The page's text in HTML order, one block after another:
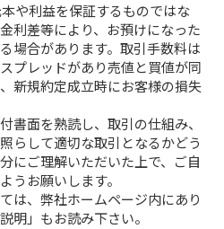
や利益を保証するものではな
利差等により、お預けになった
場合があります。取引手数料は
プレッドがあり売値と買値が同
新規約定成立時にお客様の損失
書面を熟読し、取引の仕組み、
らして適切な取引となるかどう
にご理解いただいた上で、ご自
うお願いします。
は、弊社ホームページ内にあり
明」 もお読み下さい。